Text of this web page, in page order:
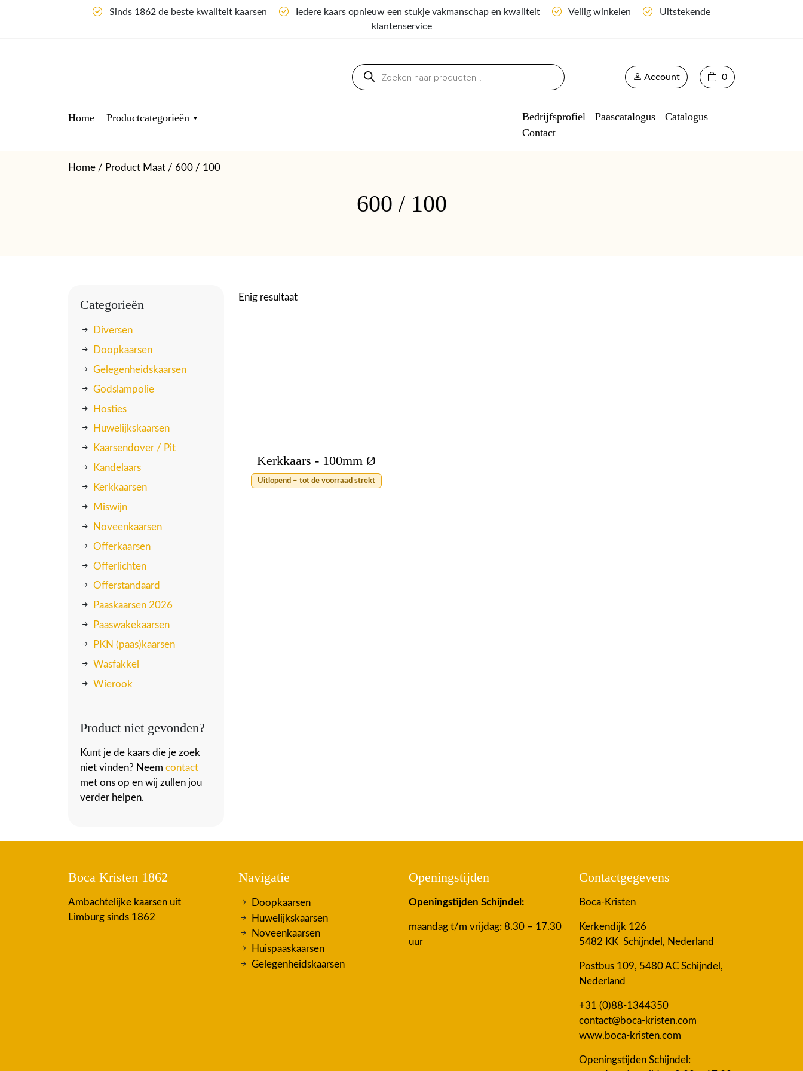
Sinds 1862 de beste kwaliteit kaarsen Iedere kaars opnieuw een stukje vakmanschap en kwaliteit Veilig winkelen
Uitstekende
klantenservice
Producten
zoeken
Account 0
Home Productcategorieën Bedrijfsprofiel Paascatalogus
Catalogus
Contact
Home / Product Maat / 600 / 100
600 / 100
Categorieën
Diversen
Doopkaarsen
Gelegenheidskaarsen
Godslampolie
Hosties
Huwelijkskaarsen
Kaarsendover / Pit
Kandelaars
Kerkkaarsen
Miswijn
Noveenkaarsen
Offerkaarsen
Offerlichten
Offerstandaard
Paaskaarsen 2026
Paaswakekaarsen
PKN (paas)kaarsen
Wasfakkel
Wierook
Product niet gevonden?
Kunt je de kaars die je zoek
niet vinden? Neem contact
met ons op en wij zullen jou
verder helpen.
Enig resultaat
Kerkkaars - 100mm Ø
Uitlopend – tot de voorraad strekt
Boca Kristen 1862
Ambachtelijke kaarsen uit
Limburg sinds 1862
Navigatie
Doopkaarsen
Huwelijkskaarsen
Noveenkaarsen
Huispaaskaarsen
Gelegenheidskaarsen
Openingstijden
Openingstijden Schijndel:
maandag t/m vrijdag: 8.30 – 17.30
uur
Contactgegevens
Boca-Kristen
Kerkendijk 126
5482 KK Schijndel, Nederland
Postbus 109, 5480 AC Schijndel,
Nederland
+31 (0)88-1344350
contact@boca-kristen.com
www.boca-kristen.com
Openingstijden Schijndel: